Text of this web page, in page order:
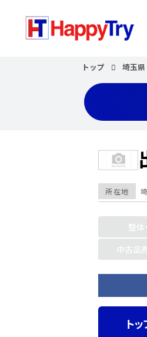
トップ 埼玉県
所在地
整体
中古品
ト